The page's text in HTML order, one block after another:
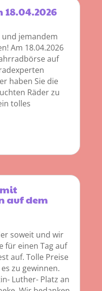
und jemandem
Am 18.04.2026
auf
haben Sie die
Räder zu
tolles
mit
auf dem
soweit und wir
für einen Tag auf
auf. Tolle Preise
zu gewinnen.
Luther- Platz an